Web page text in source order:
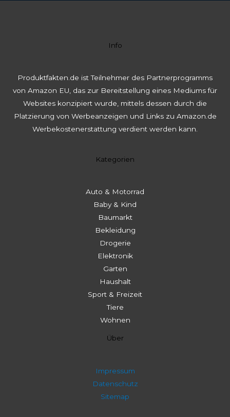
Info
Produktfakten.de ist Teilnehmer des Partnerprogramms
von Amazon EU, das zur Bereitstellung eines Mediums für
Websites konzipiert wurde, mittels dessen durch die
Platzierung von Werbeanzeigen und Links zu Amazon.de
Werbekostenerstattung verdient werden kann.
Kategorien
Auto & Motorrad
Baby & Kind
Baumarkt
Bekleidung
Drogerie
Elektronik
Garten
Haushalt
Sport & Freizeit
Tiere
Wohnen
Über
Impressum
Datenschutz
Sitemap